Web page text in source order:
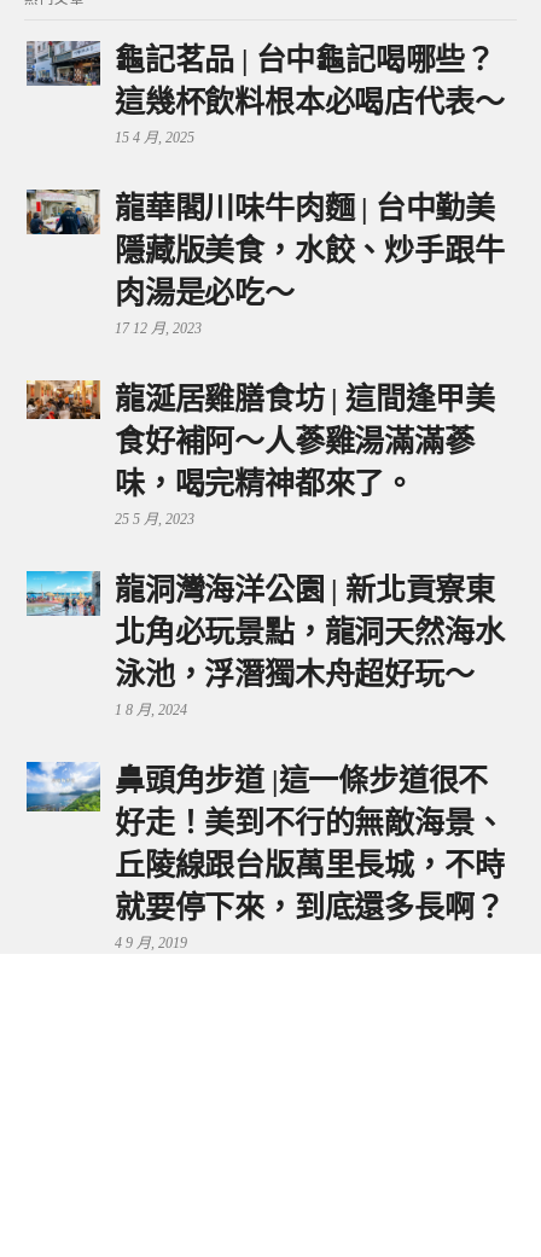
龜記茗品 | 台中龜記喝哪些？
這幾杯飲料根本必喝店代表～
15 4 月, 2025
龍華閣川味牛肉麵 | 台中勤美
隱藏版美食，水餃、炒手跟牛
肉湯是必吃～
17 12 月, 2023
龍涎居雞膳食坊 | 這間逢甲美
食好補阿～人蔘雞湯滿滿蔘
味，喝完精神都來了。
25 5 月, 2023
龍洞灣海洋公園 | 新北貢寮東
北角必玩景點，龍洞天然海水
泳池，浮潛獨木舟超好玩～
1 8 月, 2024
鼻頭角步道 |這一條步道很不
好走！美到不行的無敵海景、
丘陵線跟台版萬里長城，不時
就要停下來，到底還多長啊？
4 9 月, 2019